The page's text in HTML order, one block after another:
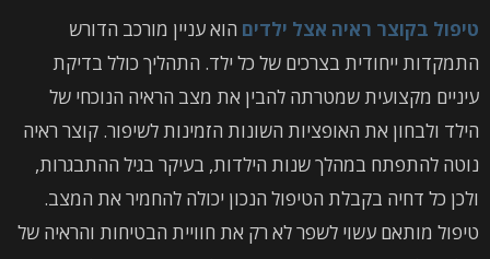
טיפול בקוצר ראיה אצל ילדים הוא עניין מורכב הדורש
התמקדות ייחודית בצרכים של כל ילד. התהליך כולל בדיקת
עיניים מקצועית שמטרתה להבין את מצב הראיה הנוכחי של
הילד ולבחון את האופציות השונות הזמינות לשיפור. קוצר ראיה
נוטה להתפתח במהלך שנות הילדות, בעיקר בגיל ההתבגרות,
ולכן כל דחיה בקבלת הטיפול הנכון יכולה להחמיר את המצב.
טיפול מותאם עשוי לשפר לא רק את חוויית הבטיחות והראיה של